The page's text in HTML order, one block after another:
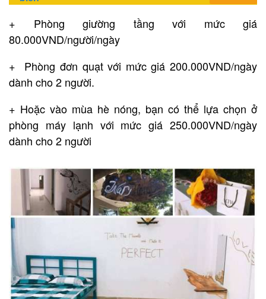
+ Phòng giường tầng với mức giá
80.000VND/người/ngày
+ Phòng đơn quạt với mức giá 200.000VND/ngày
dành cho 2 người.
+ Hoặc vào mùa hè nóng, bạn có thể lựa chọn ở
phòng máy lạnh với mức giá 250.000VND/ngày
dành cho 2 người